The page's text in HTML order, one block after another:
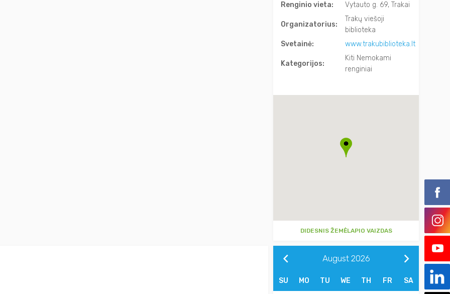
Renginio vieta:
Vytauto g. 69, Trakai
Organizatorius:
Trakų viešoji
biblioteka
Svetainė:
www.trakubiblioteka.lt
Kategorijos:
Kiti Nemokami
renginiai
DIDESNIS ŽEMĖLAPIO VAIZDAS
August 2026
SU MO TU WE TH FR SA